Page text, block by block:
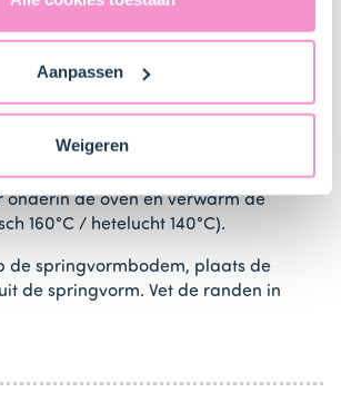
en partners in de Verenigde
elk moment van gedachten
Aanpassen
Weigeren
onderin de oven en verwarm de
160°C / hetelucht 140°C).
de springvormbodem, plaats de
de springvorm. Vet de randen in